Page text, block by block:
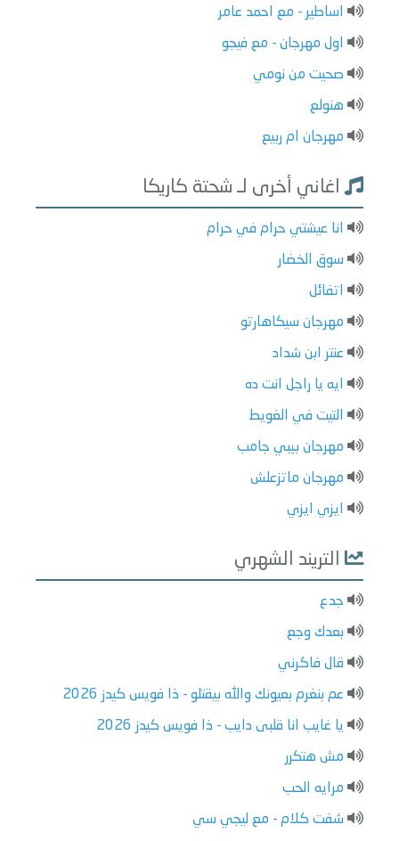
اساطير - مع احمد عامر
اول مهرجان - مع فيجو
صحيت من نومي
هنولع
مهرجان ام ربيع
اغاني أخرى لـ شحتة كاريكا
انا عيشتي حرام في حرام
سوق الخضار
اتفائل
مهرجان سيكاهارتو
عنتر ابن شداد
ايه يا راجل انت ده
التيت في الغويط
مهرجان بيبي جامب
مهرجان ماتزعلش
ايزي ايزي
التريند الشهري
جدع
بعدك وجع
قال فاكرني
عم بنغرم بعيونك والله بيقتلو - ذا فويس كيدز 2026
يا غايب انا قلبى دايب - ذا فويس كيدز 2026
مش هتكرر
مرايه الحب
شفت كلام - مع ليجي سي